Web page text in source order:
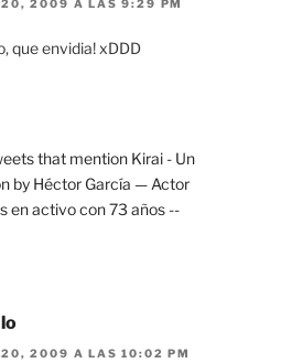
20, 2009 A LAS 9:29 PM
que envidia! xDDD
that mention Kirai - Un
by Héctor García — Actor
en activo con 73 años --
20, 2009 A LAS 10:02 PM